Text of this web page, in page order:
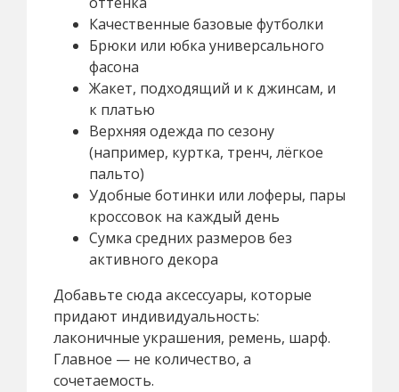
Качественные базовые футболки
Брюки или юбка универсального
фасона
Жакет, подходящий и к джинсам, и
к платью
Верхняя одежда по сезону
(например, куртка, тренч, лёгкое
пальто)
Удобные ботинки или лоферы, пары
кроссовок на каждый день
Сумка средних размеров без
активного декора
Добавьте сюда аксессуары, которые
придают индивидуальность:
лаконичные украшения, ремень, шарф.
Главное — не количество, а
сочетаемость.